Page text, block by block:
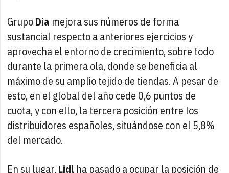
GrupoDia mejora sus números de forma
sustancial respecto a anteriores ejercicios y
aprovecha el entorno de crecimiento, sobre todo
durante la primera ola, donde se beneficia al
máximo de su amplio tejido de tiendas. A pesar de
esto, en el global del año cede 0,6 puntos de
cuota, y con ello, la tercera posición entre los
distribuidores españoles, situándose con el 5,8%
del mercado.
En su lugar,Lidl ha pasado a ocupar la posición de